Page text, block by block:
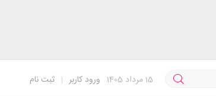
ثبت نام | ورود کاربر 15مرداد 1405